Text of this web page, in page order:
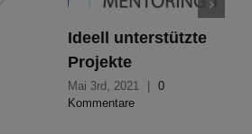
Ideell unterstützte
Projekte
Mai 3rd, 2021 |
0
Kommentare